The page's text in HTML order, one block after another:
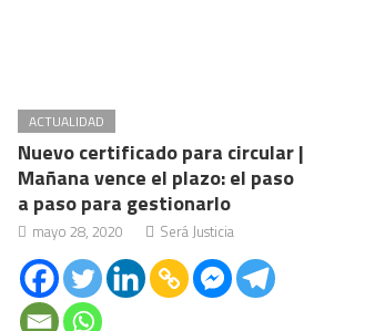
ACTUALIDAD
Nuevo certificado para circular |
Mañana vence el plazo: el paso
a paso para gestionarlo
mayo 28, 2020 Será Justicia